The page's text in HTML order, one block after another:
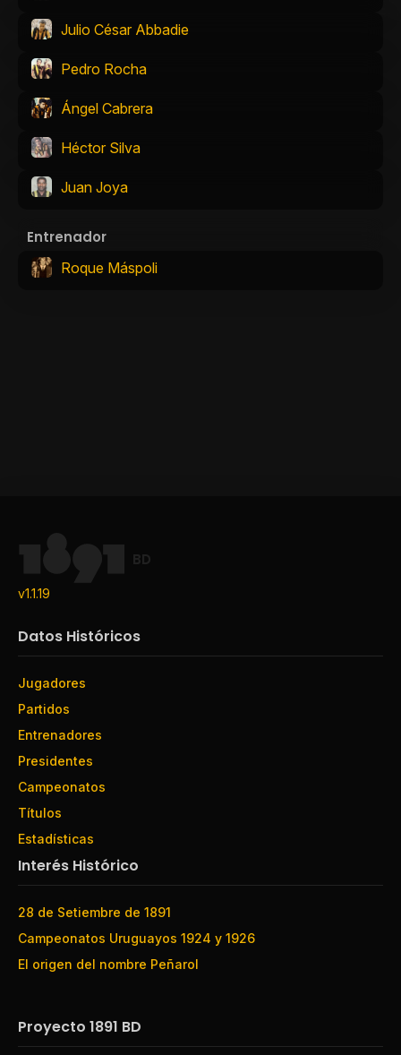
Julio César Abbadie
Pedro Rocha
Ángel Cabrera
Héctor Silva
Juan Joya
Entrenador
Roque Máspoli
BD
v1.1.19
Datos Históricos
Jugadores
Partidos
Entrenadores
Presidentes
Campeonatos
Títulos
Estadísticas
Interés Histórico
28 de Setiembre de 1891
Campeonatos Uruguayos 1924 y 1926
El origen del nombre Peñarol
Proyecto 1891 BD